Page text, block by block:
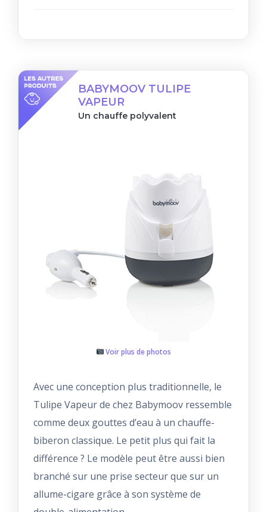
BABYMOOV TULIPE
VAPEUR
Un chauffe polyvalent
Voir plus de photos
Avec une conception plus traditionnelle, le
Tulipe Vapeur de chez Babymoov ressemble
comme deux gouttes d’eau à un chauffe-
biberon classique. Le petit plus qui fait la
différence ? Le modèle peut être aussi bien
branché sur une prise secteur que sur un
allume-cigare grâce à son système de